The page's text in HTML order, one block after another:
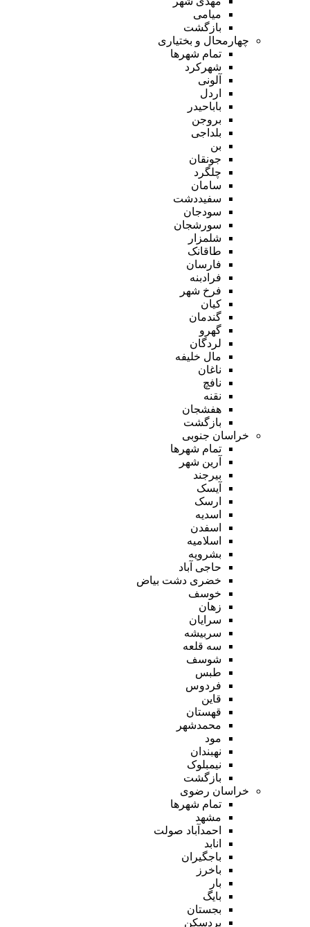
میامی
بازگشت
چهارمحال و بختیاری
تمام شهر‌ها
شهرکرد
آلونی
اردل
باباحیدر
بروجن
بلداجی
بن
جونقان
چلگرد
سامان
سفیددشت
سودجان
سورشجان
شلمزار
طاقانک
فارسان
فرادبنه
فرخ شهر
کیان
گندمان
گهرو
لردگان
مال خلیفه
ناغان
نافچ
نقنه
هفشجان
بازگشت
خراسان جنوبی
تمام شهر‌ها
آرین شهر
بیرجند
آیسک
ارسک
اسدیه
اسفدن
اسلامیه
بشرویه
حاجی آباد
خضری دشت بیاض
خوسف
زهان
سرایان
سربیشه
سه قلعه
شوسف
طبس
فردوس
قاین
قهستان
محمدشهر
مود
نهبندان
نیمبلوک
بازگشت
خراسان رضوی
تمام شهر‌ها
مشهد
احمدآباد صولت
انابد
باجگیران
باخرز
بار
بایگ
بجستان
بردسکن